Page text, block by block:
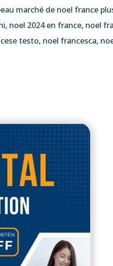
marché de noel france
noel 2024 en france, noel
testo, noel francesca,